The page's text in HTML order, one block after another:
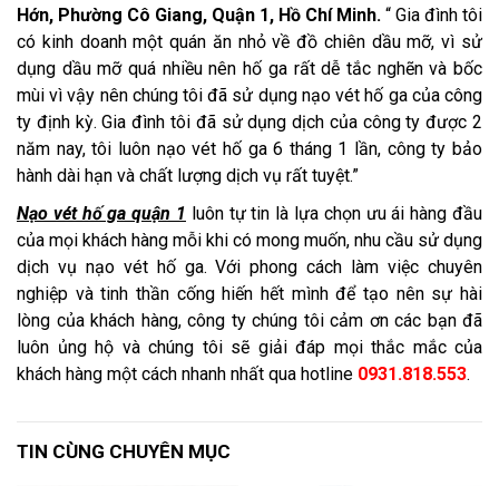
Hớn, Phường Cô Giang, Quận 1, Hồ Chí Minh. “ Gia đình tôi
có kinh doanh một quán ăn nhỏ về đồ chiên dầu mỡ, vì sử
dụng dầu mỡ quá nhiều nên hố ga rất dễ tắc nghẽn và bốc
mùi vì vậy nên chúng tôi đã sử dụng nạo vét hố ga của công
ty định kỳ. Gia đình tôi đã sử dụng dịch của công ty được 2
năm nay, tôi luôn nạo vét hố ga 6 tháng 1 lần, công ty bảo
hành dài hạn và chất lượng dịch vụ rất tuyệt.”
Nạo vét hố ga quận 1 luôn tự tin là lựa chọn ưu ái hàng đầu
của mọi khách hàng mỗi khi có mong muốn, nhu cầu sử dụng
dịch vụ nạo vét hố ga. Với phong cách làm việc chuyên
nghiệp và tinh thần cống hiến hết mình để tạo nên sự hài
lòng của khách hàng, công ty chúng tôi cảm ơn các bạn đã
luôn ủng hộ và chúng tôi sẽ giải đáp mọi thắc mắc của
khách hàng một cách nhanh nhất qua hotline 0931.818.553.
TIN CÙNG CHUYÊN MỤC